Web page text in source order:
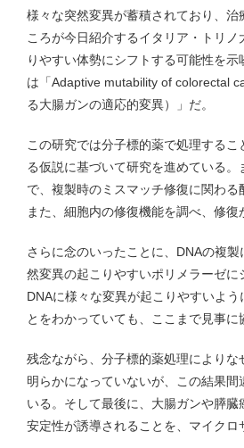
様々な突然変異が蓄積されており、
ころが今日紹介するイタリア・トリ
りやすい体勢にシフトする可能性を
は「Adaptive mutability of colorectal
る大腸ガンの適応的変異）」だ。
この研究では分子標的薬で処理する
る仮説に基づいて研究を進めている
で、複製時のミスマッチ修復に関わ
また、細胞内の修復機能を調べ、修
さらに念のいったことに、DNAの複
然変異の起こりやすいポリメラーゼ
DNAに様々な変異が起こりやすいよ
とをわかっていても、ここまで見事
残念ながら、分子標的薬処理により
明らかになっていないが、この結果
いる。そして最後に、大腸ガンや膵
安定性が誘導されることを、マイク